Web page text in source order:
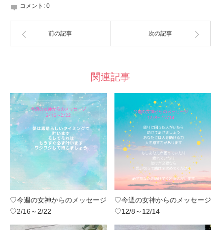
コメント: 0
前の記事 次の記事
関連記事
♡今週の女神からのメッセージ
♡2/16～2/22
♡今週の女神からのメッセージ
♡12/8～12/14